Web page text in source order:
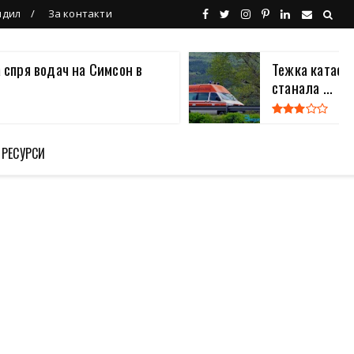
За контакти
водач на Симсон в
Тежка
станала ...